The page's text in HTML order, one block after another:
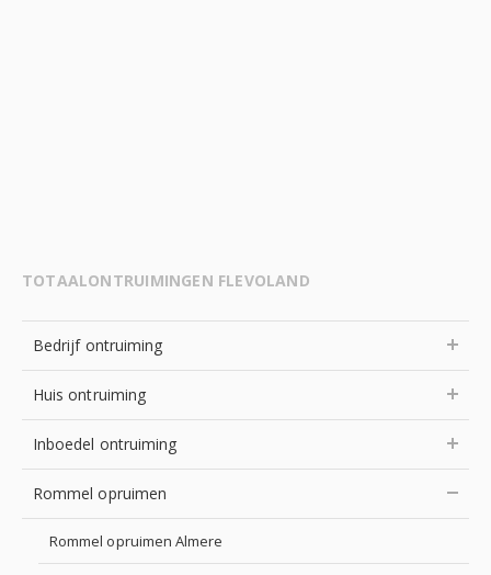
TOTAALONTRUIMINGEN FLEVOLAND
Bedrijf ontruiming
Huis ontruiming
Inboedel ontruiming
Rommel opruimen
Rommel opruimen Almere